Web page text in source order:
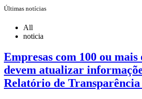
Últimas notícias
All
noticia
Empresas com 100 ou mais
devem atualizar
Relatório de